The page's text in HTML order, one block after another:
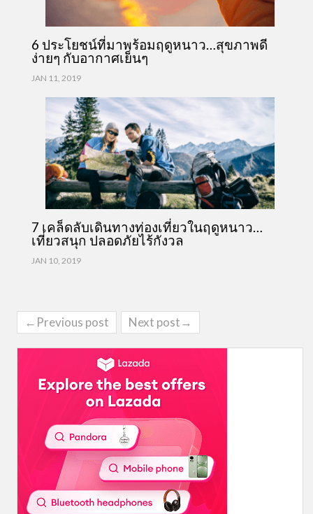
6 ประโยชน์ที่มาพร้อมฤดูหนาว…สุขภาพดี
ง่ายๆ กับอากาศเย็นๆ
JAN 11, 2019
7 เคล็ดลับเดินทางท่องเที่ยวในฤดูหนาว…
เที่ยวสนุก ปลอดภัยไร้กังวล
JAN 10, 2019
←Previous post Next post→